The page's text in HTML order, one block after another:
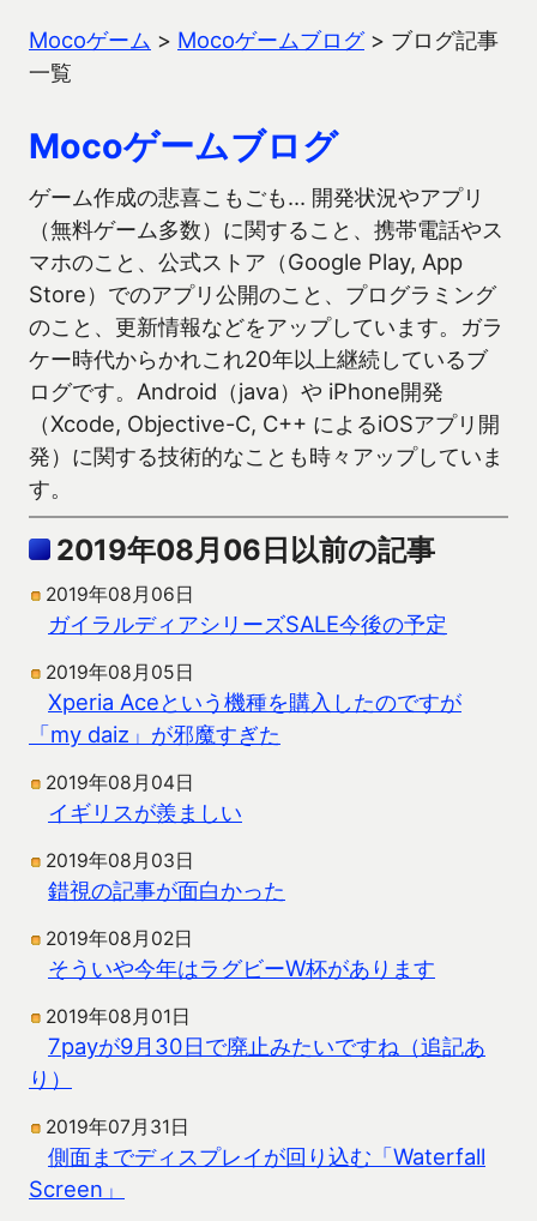
Mocoゲーム > Mocoゲームブログ> ブログ記事
一覧
Mocoゲームブログ
ゲーム作成の悲喜こもごも… 開発状況やアプリ
（無料ゲーム多数）に関すること、携帯電話やス
マホのこと、公式ストア（Google Play, App
Store）でのアプリ公開のこと、プログラミング
のこと、更新情報などをアップしています。ガラ
ケー時代からかれこれ20年以上継続しているブ
ログです。Android（java）や iPhone開発
（Xcode, Objective-C, C++ によるiOSアプリ開
発）に関する技術的なことも時々アップしていま
す。
2019年08月06日以前の記事
2019年08月06日
ガイラルディアシリーズSALE今後の予定
2019年08月05日
Xperia Aceという機種を購入したのですが
「my daiz」が邪魔すぎた
2019年08月04日
イギリスが羨ましい
2019年08月03日
錯視の記事が面白かった
2019年08月02日
そういや今年はラグビーW杯があります
2019年08月01日
7payが9月30日で廃止みたいですね（追記あ
り）
2019年07月31日
側面までディスプレイが回り込む「Waterfall
Screen」